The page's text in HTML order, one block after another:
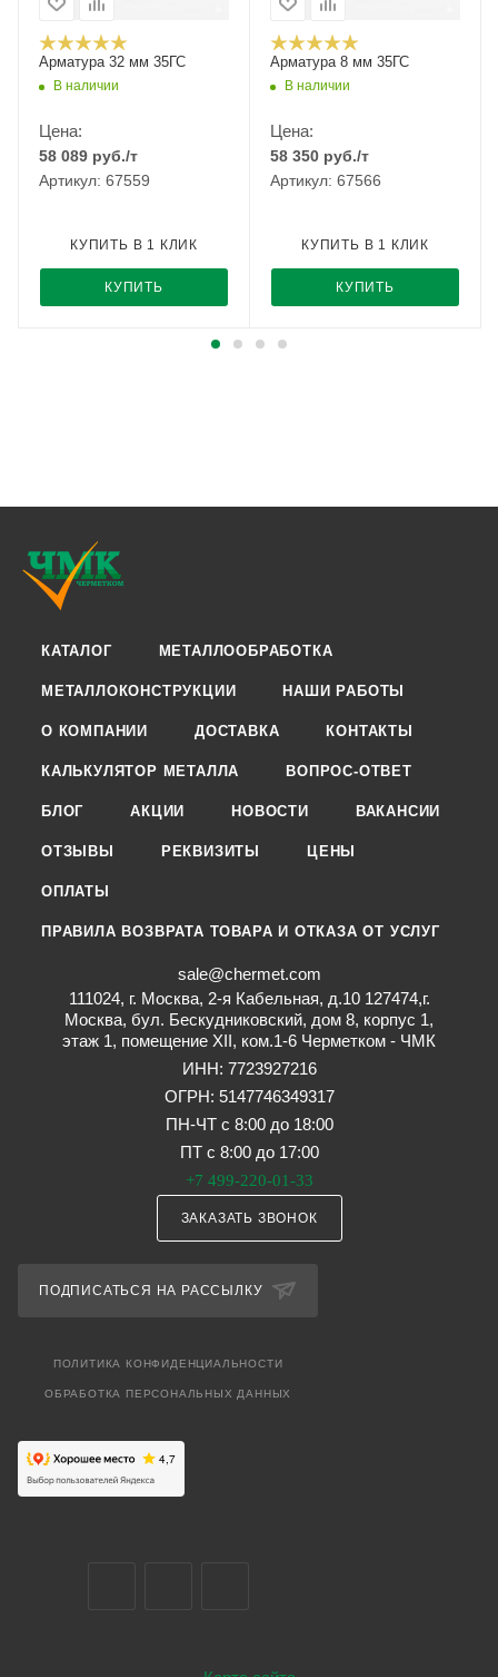
Арматура 32 мм 35ГС
В наличии
Цена:
58 089 руб./т
Артикул: 67559
КУПИТЬ
КУПИТЬ В 1 КЛИК
Арматура 8 мм 35ГС
В наличии
Цена:
58 350 руб./т
Артикул: 67566
КУПИТЬ
КУПИТЬ В 1 КЛИК
КАТАЛОГ МЕТАЛЛООБРАБОТКА
МЕТАЛЛОКОНСТРУКЦИИ НАШИ РАБОТЫ
О КОМПАНИИ ДОСТАВКА КОНТАКТЫ
КАЛЬКУЛЯТОР МЕТАЛЛА ВОПРОС-ОТВЕТ
БЛОГ АКЦИИ НОВОСТИ ВАКАНСИИ
ОТЗЫВЫ РЕКВИЗИТЫ ЦЕНЫ
ОПЛАТЫ
ПРАВИЛА ВОЗВРАТА ТОВАРА И ОТКАЗА ОТ УСЛУГ
sale@chermet.com
111024, г. Москва, 2-я Кабельная, д.10 127474,г.
Москва, бул. Бескудниковский, дом 8, корпус 1,
этаж 1, помещение XII, ком.1-6 Черметком - ЧМК
ИНН: 7723927216
ОГРН: 5147746349317
ПН-ЧТ с 8:00 до 18:00
ПТ с 8:00 до 17:00
+7 499-220-01-33
ЗАКАЗАТЬ ЗВОНОК
ПОДПИСАТЬСЯ НА РАССЫЛКУ
ПОЛИТИКА КОНФИДЕНЦИАЛЬНОСТИ
ОБРАБОТКА ПЕРСОНАЛЬНЫХ ДАННЫХ